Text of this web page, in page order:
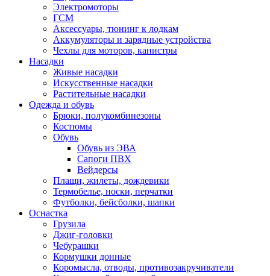
Электромоторы
ГСМ
Аксессуары, тюнинг к лодкам
Аккумуляторы и зарядные устройства
Чехлы для моторов, канистры
Насадки
Живые насадки
Искусственные насадки
Растительные насадки
Одежда и обувь
Брюки, полукомбинезоны
Костюмы
Обувь
Обувь из ЭВА
Сапоги ПВХ
Вейдерсы
Плащи, жилеты, дождевики
Термобелье, носки, перчатки
Футболки, бейсболки, шапки
Оснастка
Грузила
Джиг-головки
Чебурашки
Кормушки донные
Коромысла, отводы, противозакручиватели